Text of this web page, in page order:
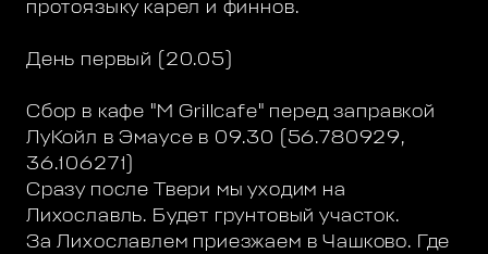
протоязыку карел и финнов.
День первый (20.05)
Сбор в кафе "M Grillcafe" перед заправкой
ЛуКойл в Эмаусе в 09.30 (56.780929,
36.106271)
Сразу после Твери мы уходим на
Лихославль. Будет грунтовый участок.
За Лихославлем приезжаем в Чашково. Где